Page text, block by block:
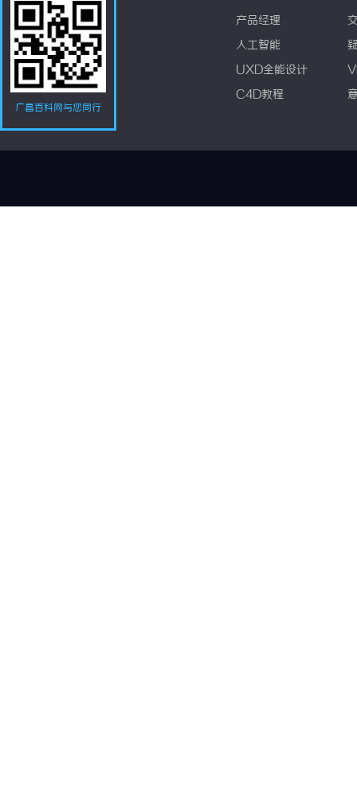
广昌百科网与您同行
产品经理
人工智能
UXD全能设计
C4D教程